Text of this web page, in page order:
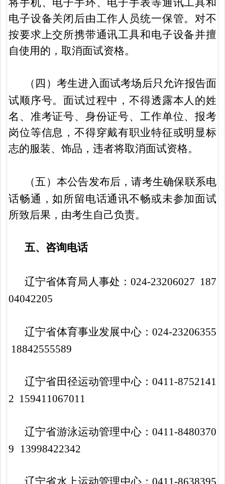
电子设备关闭后由工作人员统一保管。对不
按要求上交所携带通讯工具和电子设备并擅
自使用的，取消面试资格。
（四）考生进入面试考场后只允许报告面
试顺序号。面试过程中，不得透露本人的姓
名、准考证号、身份证号、工作单位、报考
岗位等信息，不得穿戴有职业特征或明显标
志的服装、饰品，违者将取消面试资格。
（五）本公告发布后，请考生确保联系电
话畅通，如所留电话通讯不畅或未参加面试
所致后果，由考生自己负责。
五、咨询电话
辽宁省体育局人事处： 024-23206027 187
04042205
辽宁省体育事业发展中心： 024-23206355
18842555589
辽宁省田径运动管理中心： 0411-8752141
2 159411067011
辽宁省游泳运动管理中心： 0411-8480370
9
13998422342